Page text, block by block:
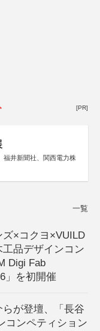
[PR]
福井新聞社、関西電力株
一覧
ズ×コクヨ×VUILD
品デザインコン
Digi Fab
」を初開催
が登壇、「長谷
コンペティション